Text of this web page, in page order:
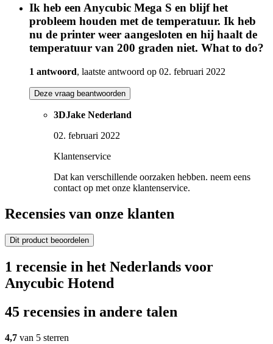
Ik heb een Anycubic Mega S en blijf het
probleem houden met de temperatuur. Ik heb
nu de printer weer aangesloten en hij haalt de
temperatuur van 200 graden niet. What to do?
1 antwoord, laatste antwoord op 02. februari 2022
Deze vraag beantwoorden
3DJake Nederland
02. februari 2022
Klantenservice
Dat kan verschillende oorzaken hebben. neem eens
contact op met onze klantenservice.
Recensies van onze klanten
Dit product beoordelen
1 recensie in het Nederlands voor
Anycubic Hotend
45 recensies in andere talen
4,7 van 5 sterren